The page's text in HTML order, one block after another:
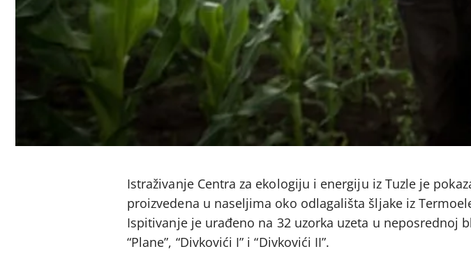
Istraživanje Centra za ekologiju i energiju iz Tuzle je
proizvedena u naseljima oko odlagališta šljake iz
Ispitivanje je urađeno na 32 uzorka uzeta u neposrednoj
“Plane”, “Divkovići I” i “Divkovići II”.